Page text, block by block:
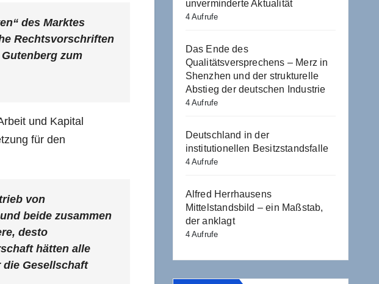
des Marktes
Rechtsvorschriften
zum
und Kapital
für den
von
beide zusammen
desto
hätten alle
die Gesellschaft
unverminderte Aktualität
4 Aufrufe
Das Ende des
Qualitätsversprechens – Merz in
Shenzhen und der strukturelle
Abstieg der deutschen Industrie
4 Aufrufe
Deutschland in der
institutionellen Besitzstandsfalle
4 Aufrufe
Alfred Herrhausens
Mittelstandsbild – ein Maßstab,
der anklagt
4 Aufrufe